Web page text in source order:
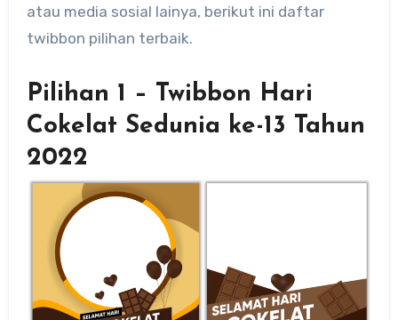
atau media sosial lainya, berikut ini daftar
twibbon pilihan terbaik.
Pilihan 1 – Twibbon Hari
Cokelat Sedunia ke-13 Tahun
2022